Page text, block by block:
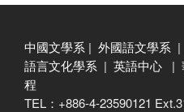
中國文學系 | 外國語文學系 |
語言文化學系 | 英語中心 |
程
TEL：+886-4-23590121